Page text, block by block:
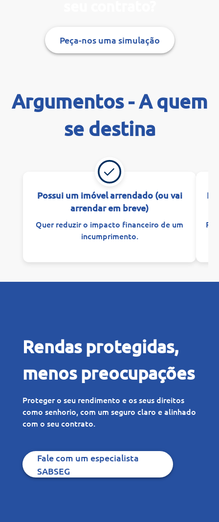
Peça-nos uma simulação
Argumentos - A quem
se destina
Possui um imóvel arrendado (ou vai
arrendar em breve)
Quer reduzir o impacto financeiro de um
incumprimento.
Rendas protegidas,
menos preocupações
Proteger o seu rendimento e os seus direitos
como senhorio, com um seguro claro e alinhado
com o seu contrato.
Fale com um especialista
SABSEG